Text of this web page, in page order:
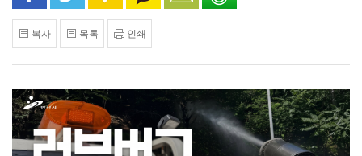
복사 목록 인쇄